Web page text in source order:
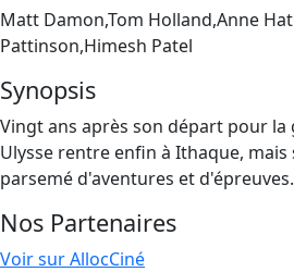
Matt Damon,Tom Holland,Anne
Pattinson,Himesh Patel
Synopsis
Vingt ans après son départ pour la
Ulysse rentre enfin à Ithaque, mais
parsemé d'aventures et d'épreuves.
Nos Partenaires
Voir sur AllocCiné